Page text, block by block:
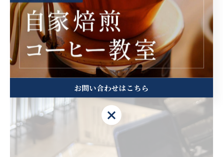
お問い合わせはこちら
お問い合わせはこちら